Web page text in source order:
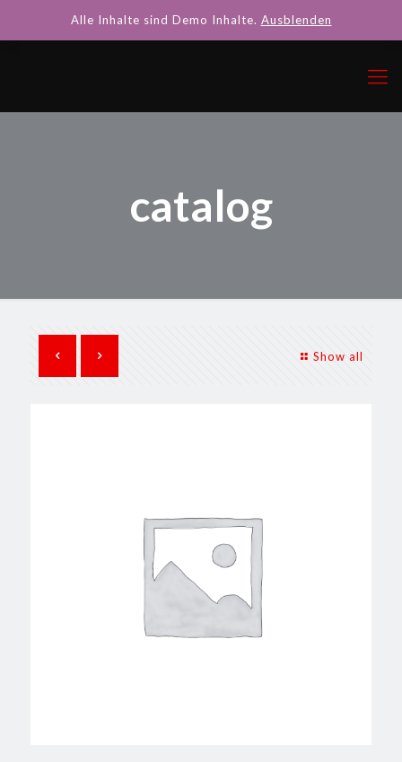
catalog
Show all
Alle Inhalte sind Demo Inhalte. Ausblenden